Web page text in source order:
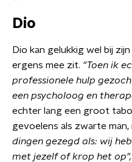
Dio
Dio kan gelukkig wel bij
ergens mee zit. "Toen ik
professionele hulp
een psycholoog en
echter lang een groot
gevoelens als zwarte man,
dingen gezegd als: wij
met jezelf of krop het op",